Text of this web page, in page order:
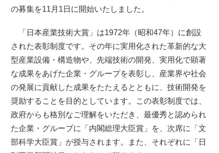
の募集を11月1日に開始いたしました。
「日本産業技術大賞」は1972年（昭和47年）に創設
された表彰制度です。その年に実用化された革新的な大
型産業設備・構造物や、先端技術の開発、実用化で顕著
な成果をあげた企業・グループを表彰し、産業界や社会
の発展に貢献した成果をたたえるとともに、技術開発を
奨励することを目的としています。この表彰制度では、
政府からも格別なご理解をいただき、最優秀と認められ
た企業・グループに「内閣総理大臣賞」を、次席に「文
部科学大臣賞」が授与されます。また、それぞれに「日